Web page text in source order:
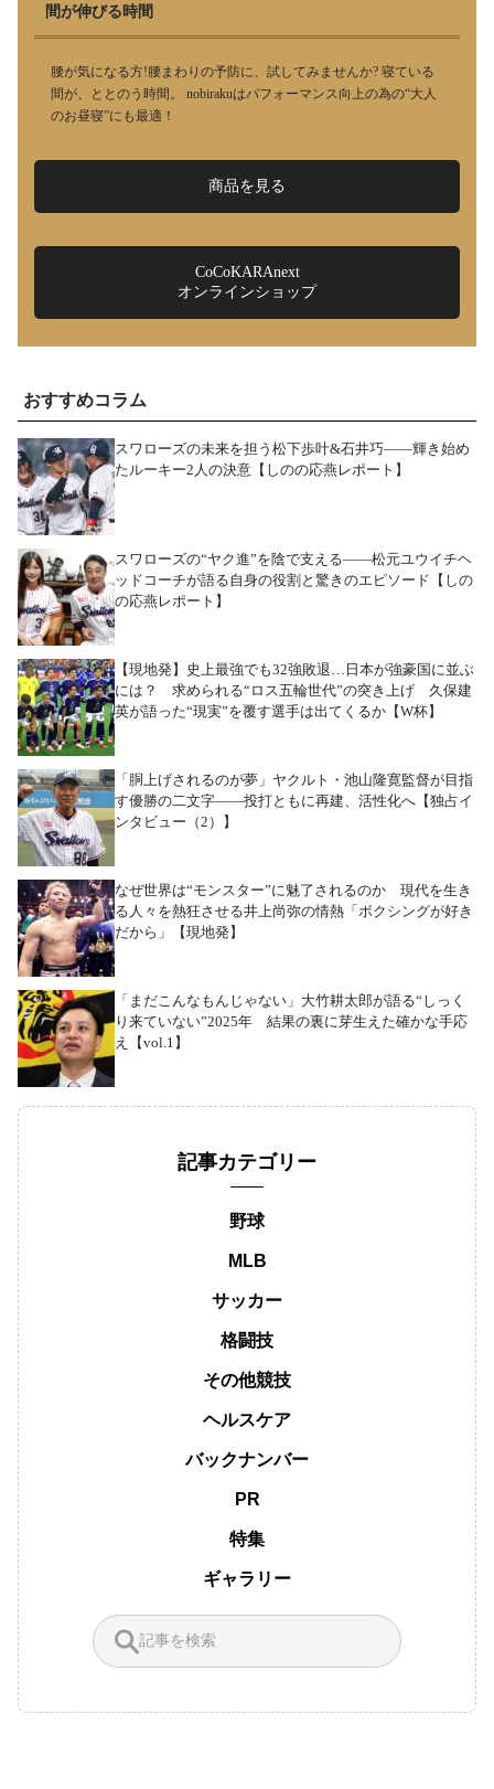
間が伸びる時間
腰が気になる方!腰まわりの予防に、試してみませんか? 寝ている
間が、ととのう時間。 nobirakuはパフォーマンス向上の為の“大人
のお昼寝”にも最適！
商品を見る
CoCoKARAnext
オンラインショップ
おすすめコラム
スワローズの未来を担う松下歩叶&石井巧――輝き始め
たルーキー2人の決意【しのの応燕レポート】
スワローズの“ヤク進”を陰で支える――松元ユウイチヘ
ッドコーチが語る自身の役割と驚きのエピソード【しの
の応燕レポート】
【現地発】史上最強でも32強敗退…日本が強豪国に並ぶ
には？ 求められる“ロス五輪世代”の突き上げ 久保建
英が語った“現実”を覆す選手は出てくるか【W杯】
「胴上げされるのが夢」ヤクルト・池山隆寛監督が目指
す優勝の二文字――投打ともに再建、活性化へ【独占イ
ンタビュー（2）】
なぜ世界は“モンスター”に魅了されるのか 現代を生き
る人々を熱狂させる井上尚弥の情熱「ボクシングが好き
だから」【現地発】
「まだこんなもんじゃない」大竹耕太郎が語る“しっく
り来ていない”2025年 結果の裏に芽生えた確かな手応
え【vol.1】
記事カテゴリー
野球
MLB
サッカー
格闘技
その他競技
ヘルスケア
バックナンバー
PR
特集
ギャラリー